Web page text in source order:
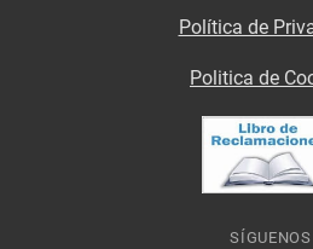
Política de
Politica de
SÍGUENOS